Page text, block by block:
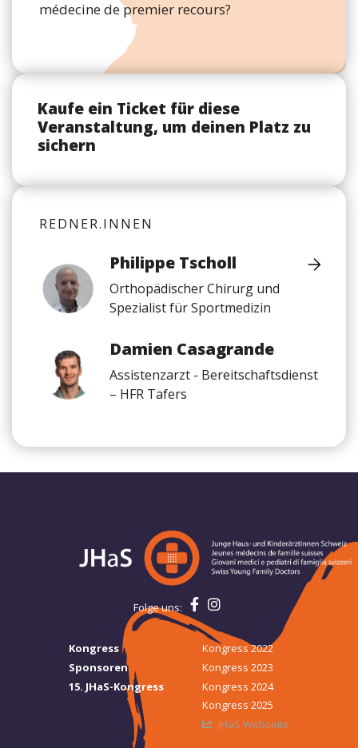
médecine de premier recours?
Kaufe ein Ticket für diese
Veranstaltung, um deinen Platz zu
sichern
REDNER.INNEN
Philippe Tscholl
Orthopädischer Chirurg und
Spezialist für Sportmedizin
Damien Casagrande
Assistenzarzt - Bereitschaftsdienst
– HFR Tafers
Folge uns:
Kongress
Sponsoren
15. JHaS-Kongress
Kongress 2022
Kongress 2023
Kongress 2024
Kongress 2025
JHaS Webseite